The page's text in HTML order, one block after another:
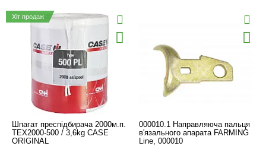
Хіт продаж
Шпагат преспідбирача 2000м.п.
ТЕХ2000-500 / 3,6kg CASE
ORIGINAL
000010.1 Направляюча пальця
в'язального апарата FARMING
Line, 000010